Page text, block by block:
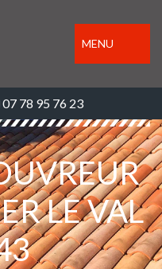
MENU
07 78 95 76 23
LE VAL